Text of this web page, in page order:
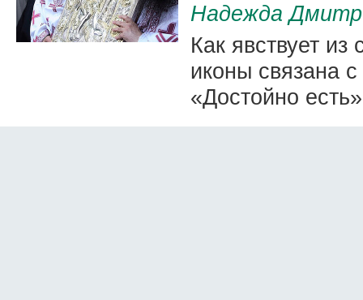
Надежда
Как явствует из
иконы связана
«Достойно